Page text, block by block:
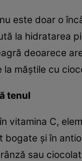
este doar o
la hidratarea
deoarece
la măştile cu
tenul
vitamina C,
şi în
sau